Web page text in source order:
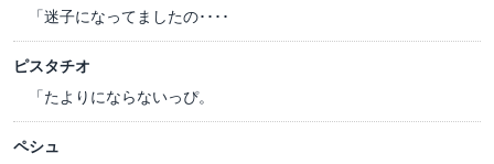
「迷子になってましたの････
ピスタチオ
「たよりにならないっぴ。
ペシュ